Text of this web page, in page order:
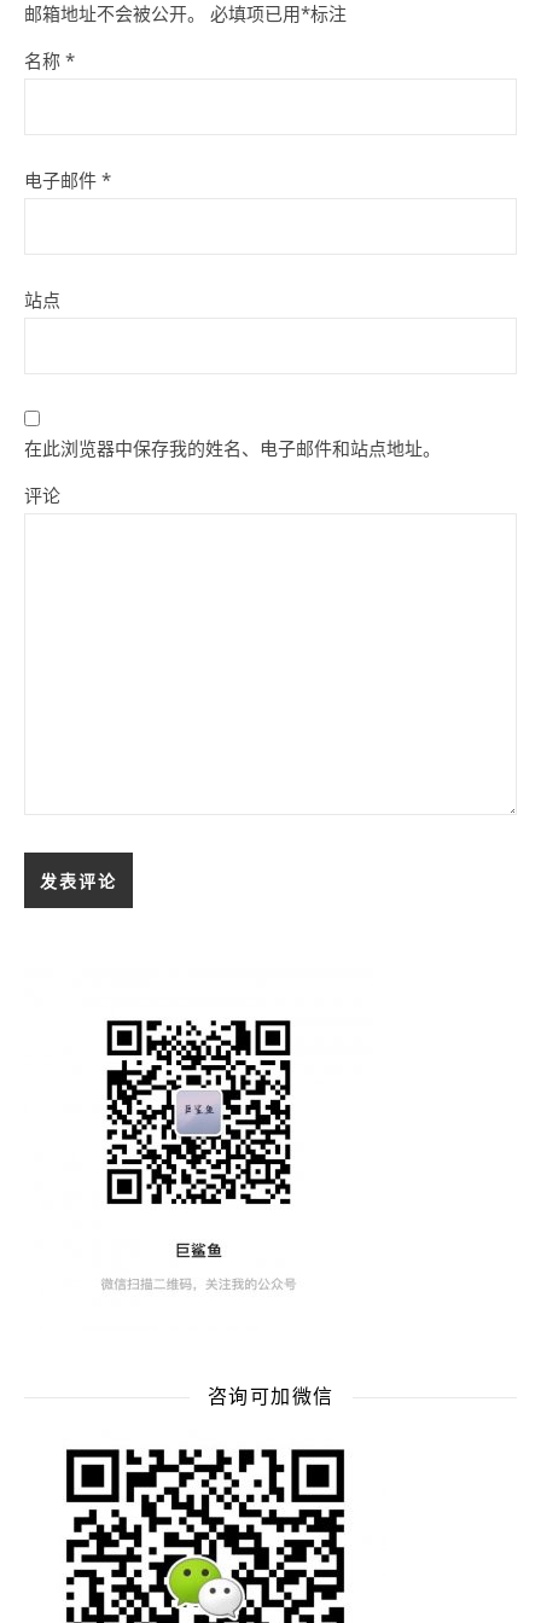
邮箱地址不会被公开。 必填项已用*标注
名称 *
电子邮件 *
站点
在此浏览器中保存我的姓名、电子邮件和站点地址。
评论
咨询可加微信